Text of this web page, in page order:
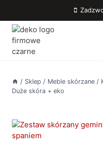
treści
/ Sklep / Meble skórzane /
Duże skóra + eko